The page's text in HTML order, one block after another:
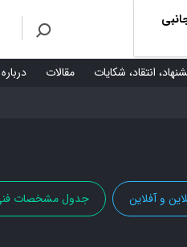
انتقاد، شکایات مقالات
و آفلاین جدول مشخصات